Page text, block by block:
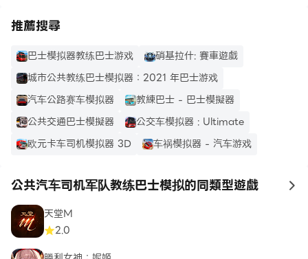
推薦搜尋
巴士模拟器教练巴士游戏
硝基拉什: 賽車遊戲
城市公共教练巴士模拟器：2021 年巴士游戏
汽车公路赛车模拟器
教練巴士 - 巴士模擬器
公共交通巴士模擬器
公交车模拟器 : Ultimate
欧元卡车司机模拟器 3D
车祸模拟器 - 汽车游戏
公共汽车司机军队教练巴士模拟的同類型遊戲 to
天堂M
2.0